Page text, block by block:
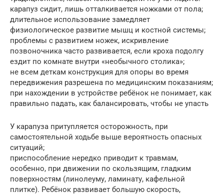
карапуз сидит, лишь отталкивается ножками от пола;
длительное использование замедляет
физиологическое развитие мышц и костной системы;
проблемы с развитием ножек, искривление
позвоночника часто развивается, если кроха подолгу
ездит по комнате внутри «необычного столика»;
не всем деткам конструкция для опоры во время
передвижения разрешена по медицинским показаниям;
при нахождении в устройстве ребёнок не понимает, как
правильно падать, как балансировать, чтобы не упасть
У карапуза притупляется осторожность, при
самостоятельной ходьбе выше вероятность опасных
ситуаций;
приспособление нередко приводит к травмам,
особенно, при движении по скользящим, гладким
поверхностям (линолеуму, ламинату, кафельной
плитке). Ребёнок развивает большую скорость,